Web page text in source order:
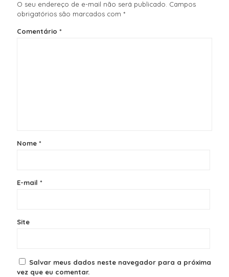
O seu endereço de e-mail não será publicado. Campos
obrigatórios são marcados com *
Comentário *
Nome *
E-mail *
Site
Salvar meus dados neste navegador para a próxima
vez que eu comentar.